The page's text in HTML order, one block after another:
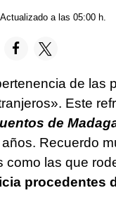
a las 05:00 h.
de las
Este
de
Recuerdo
como las que
procedentes